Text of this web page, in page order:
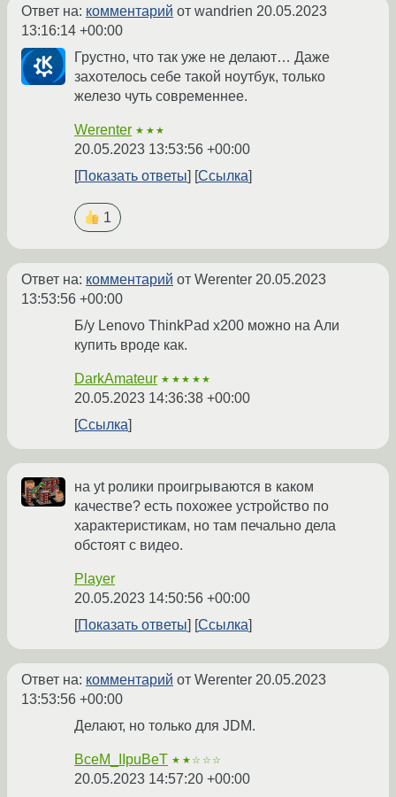
Ответ на: комментарий от wandrien 20.05.2023
13:16:14 +00:00
Грустно, что так уже не делают… Даже
захотелось себе такой ноутбук, только
железо чуть современнее.
Werenter ★★★
20.05.2023 13:53:56 +00:00
Показать ответы
Ссылка
1
Ответ на: комментарий от Werenter 20.05.2023
13:53:56 +00:00
Б/у Lenovo ThinkPad x200 можно на Али
купить вроде как.
DarkAmateur ★★★★★
20.05.2023 14:36:38 +00:00
Ссылка
на yt ролики проигрываются в каком
качестве? есть похожее устройство по
характеристикам, но там печально дела
обстоят с видео.
Player
20.05.2023 14:50:56 +00:00
Показать ответы
Ссылка
Ответ на: комментарий от Werenter 20.05.2023
13:53:56 +00:00
Делают, но только для JDM.
BceM_IIpuBeT ★★☆☆☆
20.05.2023 14:57:20 +00:00